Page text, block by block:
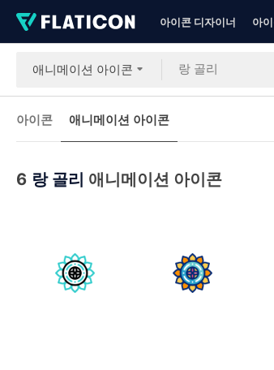
아이콘 디자이너 아
애니메이션 아이콘
아이콘 애니메이션 아이콘
6 랑 골리 애니메이션 아이콘